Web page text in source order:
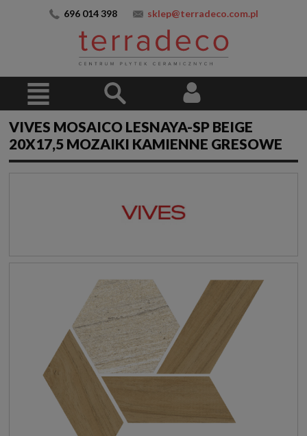
696 014 398 sklep@terradeco.com.pl
VIVES MOSAICO LESNAYA-SP BEIGE
20X17,5 MOZAIKI KAMIENNE GRESOWE